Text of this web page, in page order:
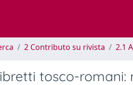
2 Contributo su rivista 2.1
tosco-